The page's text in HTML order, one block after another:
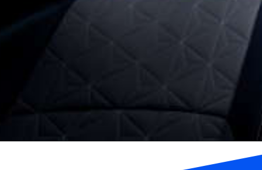
https://falaregional.com.br/yaris-2023-precos-e-versoes-revelados-confira-a-ficha-tecnica-fotos-e-valores-do-novo-hatch-automatico-xls.html/?via=webs&tipo=amp